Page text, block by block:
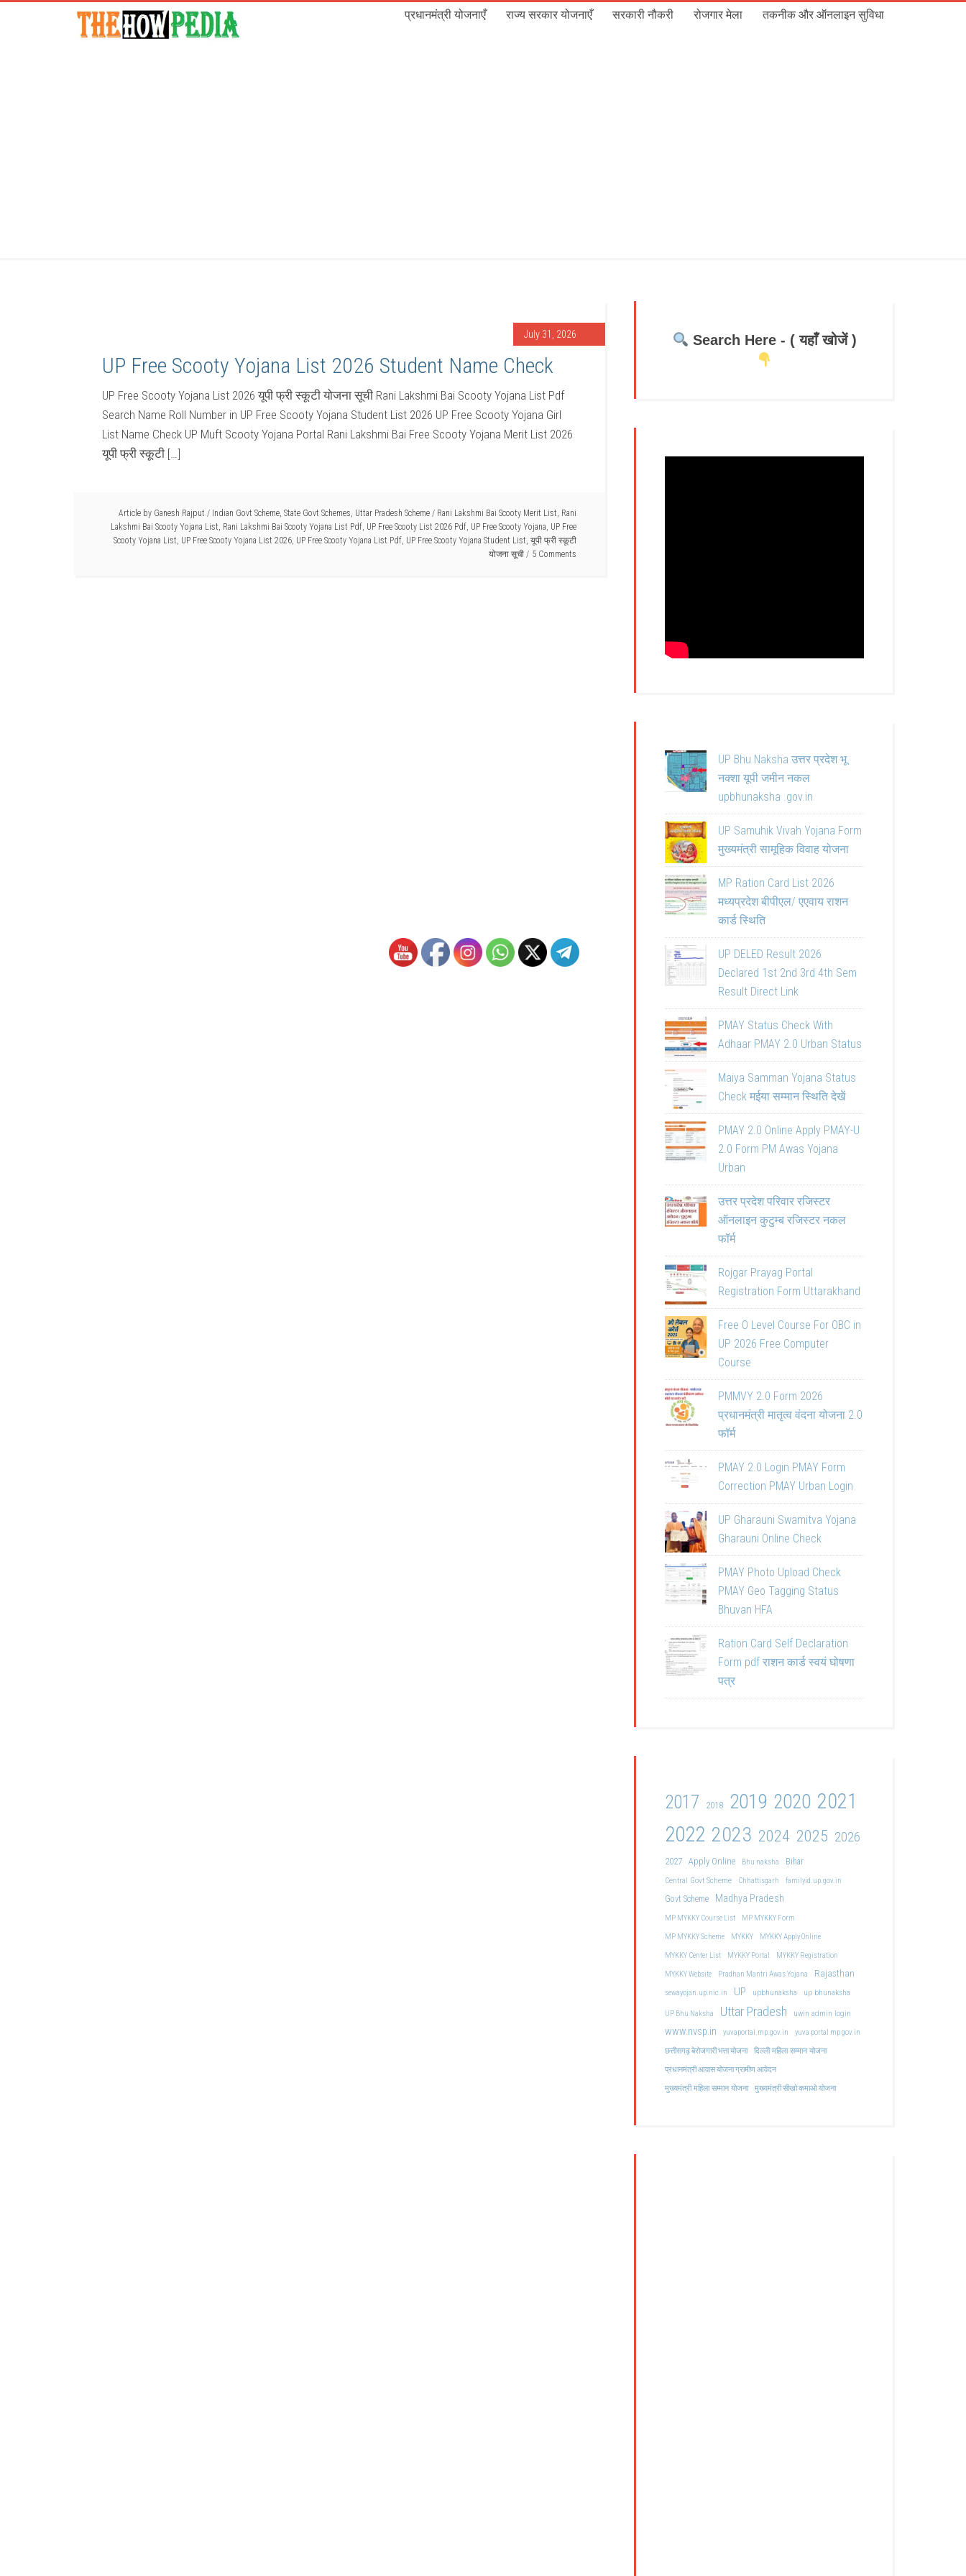
प्रधानमंत्री योजनाएँ राज्य सरकार योजनाएँ सरकारी नौकरी रोजगार मेला तकनीक और ऑनलाइन सुविधा
July 31, 2026
UP Free Scooty Yojana List 2026 Student Name Check
UP Free Scooty Yojana List 2026 यूपी फ्री स्कूटी योजना सूची Rani Lakshmi Bai Scooty Yojana List Pdf
Search Name Roll Number in UP Free Scooty Yojana Student List 2026 UP Free Scooty Yojana Girl
List Name Check UP Muft Scooty Yojana Portal Rani Lakshmi Bai Free Scooty Yojana Merit List 2026
यूपी फ्री स्कूटी […]
Article by Ganesh Rajput / Indian Govt Scheme, State Govt Schemes, Uttar Pradesh Scheme / Rani Lakshmi Bai Scooty Merit List, Rani
Lakshmi Bai Scooty Yojana List, Rani Lakshmi Bai Scooty Yojana List Pdf, UP Free Scooty List 2026 Pdf, UP Free Scooty Yojana, UP Free
Scooty Yojana List, UP Free Scooty Yojana List 2026, UP Free Scooty Yojana List Pdf, UP Free Scooty Yojana Student List, यूपी फ्री स्कूटी
योजना सूची
5 Comments
Search Here - ( यहाँ खोजें )
UP Bhu Naksha उत्तर प्रदेश भू
नक्शा यूपी जमीन नकल
upbhunaksha .gov.in
UP Samuhik Vivah Yojana Form
मुख्यमंत्री सामूहिक विवाह योजना
MP Ration Card List 2026
मध्यप्रदेश बीपीएल/ एएवाय राशन
कार्ड स्थिति
UP DELED Result 2026
Declared 1st 2nd 3rd 4th Sem
Result Direct Link
PMAY Status Check With
Adhaar PMAY 2.0 Urban Status
Maiya Samman Yojana Status
Check मईया सम्मान स्थिति देखें
PMAY 2.0 Online Apply PMAY-U
2.0 Form PM Awas Yojana
Urban
उत्तर प्रदेश परिवार रजिस्टर
ऑनलाइन कुटुम्ब रजिस्टर नकल
फॉर्म
Rojgar Prayag Portal
Registration Form Uttarakhand
Free O Level Course For OBC in
UP 2026 Free Computer
Course
PMMVY 2.0 Form 2026
प्रधानमंत्री मातृत्व वंदना योजना 2.0
फॉर्म
PMAY 2.0 Login PMAY Form
Correction PMAY Urban Login
UP Gharauni Swamitva Yojana
Gharauni Online Check
PMAY Photo Upload Check
PMAY Geo Tagging Status
Bhuvan HFA
Ration Card Self Declaration
Form pdf राशन कार्ड स्वयं घोषणा
पत्र
2017 2018 2019 2020 2021
2022 2023 2024 2025 2026
2027 Apply Online Bhu naksha
Bihar
Central Govt Scheme
Chhattisgarh familyid.up.gov.in
Govt Scheme Madhya Pradesh
MP MYKKY Course List
MP MYKKY Form
MP MYKKY Scheme
MYKKY
MYKKY Apply Online
MYKKY Center List
MYKKY Portal
MYKKY Registration
MYKKY Website
Pradhan Mantri Awas Yojana Rajasthan
sewayojan.up.nic.in UP upbhunaksha up bhunaksha
UP Bhu Naksha Uttar Pradesh uwin admin login
www.nvsp.in yuvaportal.mp.gov.in
yuva portal mp gov.in
छत्तीसगढ़ बेरोजगारी भत्ता योजना
दिल्ली महिला सम्मान योजना
प्रधानमंत्री आवास योजना ग्रामीण आवेदन
मुख्यमंत्री महिला सम्मान योजना मुख्यमंत्री सीखो कमाओ योजना